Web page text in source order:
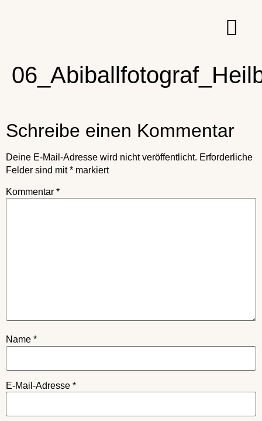
Schreibe einen Kommentar
Deine E-Mail-Adresse wird nicht veröffentlicht. Erforderliche
Felder sind mit* markiert
Kommentar *
Name *
E-Mail-Adresse *